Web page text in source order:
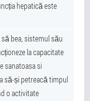
hepatică este
bea, sistemul său
la capacitate
sanatoasa si
să-și petreacă timpul
o activitate